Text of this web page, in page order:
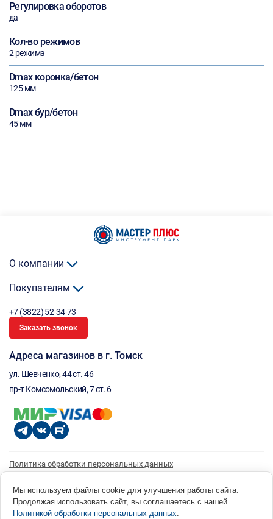
Регулировка оборотов
да
Кол-во режимов
2 режима
Dmax коронка/бетон
125 мм
Dmax бур/бетон
45 мм
О компании
Покупателям
+7 (3822) 52-34-73
Заказать звонок
Адреса магазинов в г. Томск
ул. Шевченко, 44 ст. 46
пр-т Комсомольский, 7 ст. 6
Политика обработки персональных данных
Согласие на получение рассылки
© 1996 - 2026 инструмент парк «Мастер Плюс» Россия, г. Томск, ул. Шевченко, 44 ст. 46, (3822) 52-34-
73 okp@masterplus.tomsk.ru ИП Брусницын Д.Н. ИНН 701700002741
Мы используем файлы cookie для улучшения работы сайта.
Продолжая использовать сайт, вы соглашаетесь с нашей
Политикой обработки персональных данных.